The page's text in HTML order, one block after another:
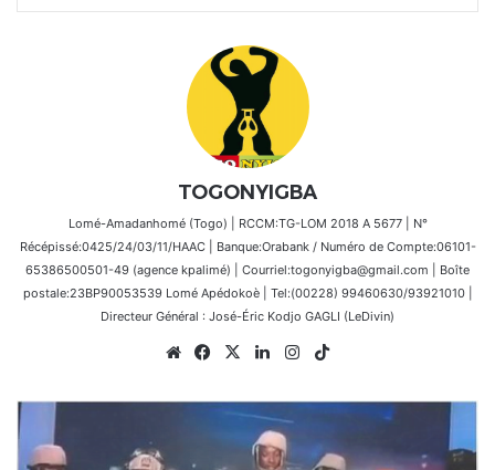
TOGONYIGBA
Lomé-Amadanhomé (Togo) | RCCM:TG-LOM 2018 A 5677 | N°
Récépissé:0425/24/03/11/HAAC | Banque:Orabank / Numéro de Compte:06101-
65386500501-49 (agence kpalimé) | Courriel:togonyigba@gmail.com | Boîte
postale:23BP90053539 Lomé Apédokoè | Tel:(00228) 99460630/93921010 |
Directeur Général : José-Éric Kodjo GAGLI (LeDivin)
WebsiteFacebook
X LinkedinInstagram